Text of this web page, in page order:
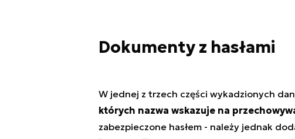
Dokumenty z hasłami
W jednej z trzech części wykadzionych
których nazwa wskazuje na
zabezpieczone hasłem - należy jednak